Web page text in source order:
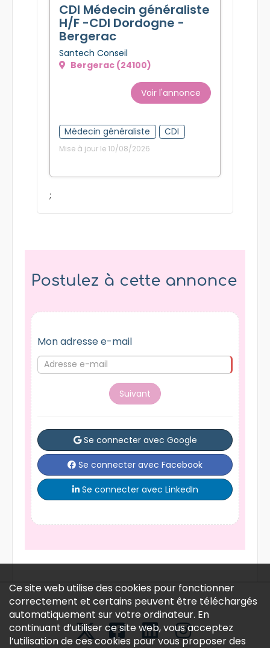
CDI Médecin généraliste
H/F -CDI Dordogne -
Bergerac
Santech Conseil
Bergerac (24100)
Voir l'annonce
Médecin généraliste CDI
Mise à jour le 10/08/2026
;
Postulez à cette annonce
Mon adresse e-mail
Suivant
Se connecter avec Google
Se connecter avec Facebook
Se connecter avec LinkedIn
Ce site web utilise des cookies pour fonctionner
correctement et certains peuvent être téléchargés
automatiquement sur votre ordinateur. En
continuant d’utiliser ce site web, vous acceptez
l’utilisation de ces cookies pour vous proposer des